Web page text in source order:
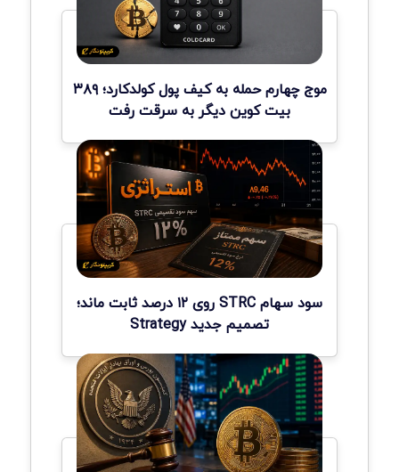
موج چهارم حمله به کیف پول کولدکارد؛ ۳۸۹
بیت کوین دیگر به سرقت رفت
سود سهام STRC روی ۱۲ درصد ثابت ماند؛
تصمیم جدید Strategy